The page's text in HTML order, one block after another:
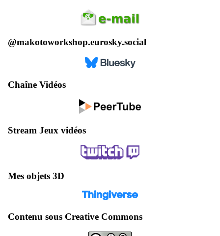
@makotoworkshop.eurosky.social
Chaîne Vidéos
Stream Jeux vidéos
Mes objets 3D
Contenu sous Creative Commons